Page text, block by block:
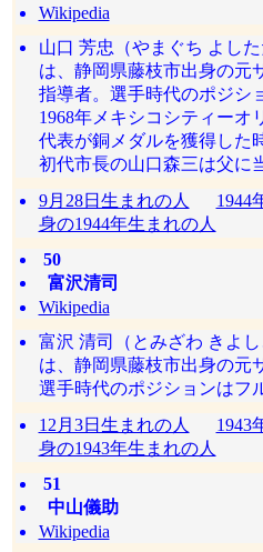
Wikipedia
山口 芳忠（やまぐち よした
は、静岡県藤枝市出身の元
指導者。選手時代のポジシ
1968年メキシコシティーオ
代表が銅メダルを獲得した
初代市長の山口森三は父に
9月28日生まれの人
1944
身の1944年生まれの人
50
富沢清司
Wikipedia
富沢 清司（とみざわ きよし
は、静岡県藤枝市出身の元
選手時代のポジションはフ
12月3日生まれの人
1943
身の1943年生まれの人
51
中山儀助
Wikipedia